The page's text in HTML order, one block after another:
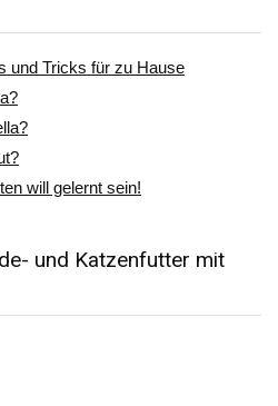
und Tricks für zu Hause
will gelernt sein!
und Katzenfutter mit